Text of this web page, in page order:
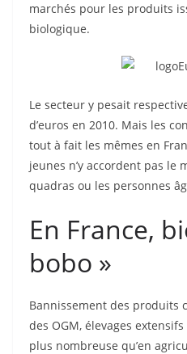
marchés pour les produits
biologique.
Le secteur y pesait
d’euros en 2010. Mais les
tout à fait les mêmes en
jeunes n’y accordent pas le
quadras ou les personnes
En France,
bobo »
Bannissement des produits
des OGM, élevages
plus nombreuse qu’en